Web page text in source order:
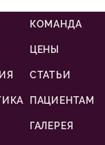
КОМАНДА
ЦЕНЫ
СТАТЬИ
ПАЦИЕНТАМ
ГАЛЕРЕЯ